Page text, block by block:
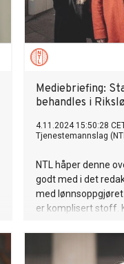
Mediebriefing:
behandles i
4.11.2024 15:50:28
Tjenestemannslag
NTL håper denne
godt med i det
med
er komplisert stoff.